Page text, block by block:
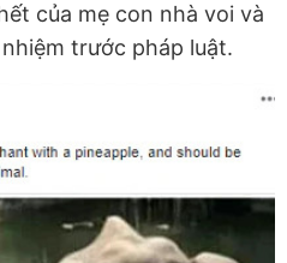
của mẹ con nhà voi và
trước pháp luật.